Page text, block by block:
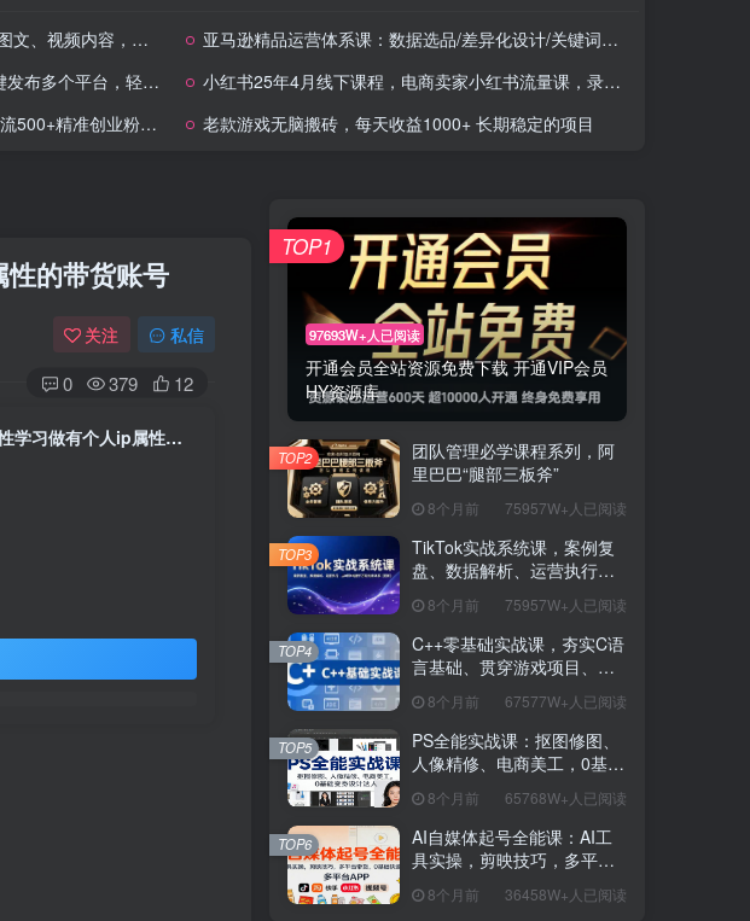
人应用和智能剪辑技术
亚马逊精品运营体系课：数据选品/差异化设计/关键词矩阵，爆款孵化全流程
台，轻松日入1000+！
小红书25年4月线下课程，电商卖家小红书流量课，录音+图片
业粉，私信根本回不完 老款游戏无脑搬砖，每天收益1000+ 长期稳定的项目
的带货账号
关注 私信
0 379 12
个人IP真人出镜短视频实操课，从0到1系统性学习做有个人ip属性的带货账号
97693W+人已阅读
开通会员全站资源免费下载 开通VIP会员
HY资源库
TOP1
团队管理必学课程系列，阿
里巴巴“腿部三板斧”
8个月前 75957W+人已阅读
TOP2
TikTok实战系统课，案例复
盘、数据解析、运营执行，
（更新）
8个月前 75957W+人已阅读
TOP3
C++零基础实战课，夯实C语
言基础、贯穿游戏项目、掌
薪15K+岗位
8个月前 67577W+人已阅读
TOP4
PS全能实战课：抠图修图、
人像精修、电商美工，0基础
8个月前 65768W+人已阅读
TOP5
AI自媒体起号全能课：AI工
具实操，剪映技巧，多平台
8个月前 36458W+人已阅读
TOP6